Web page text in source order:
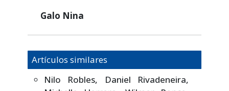
Galo Nina
Artículos similares
Nilo Robles, Daniel Rivadeneira,